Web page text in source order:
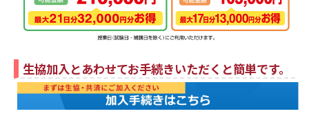
生協加入とあわせてお手続きいただくと簡単です。